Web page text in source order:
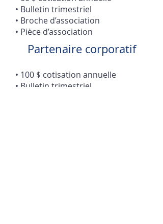
• Bulletin trimestriel
• Broche d’association
• Pièce d’association
Partenaire corporatif
• 100 $ cotisation annuelle
• Bulletin trimestriel